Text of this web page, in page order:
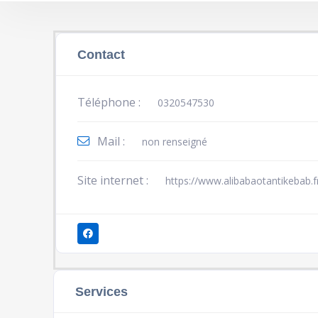
Contact
Téléphone : 0320547530
Mail : non renseigné
Site internet : https://
Services